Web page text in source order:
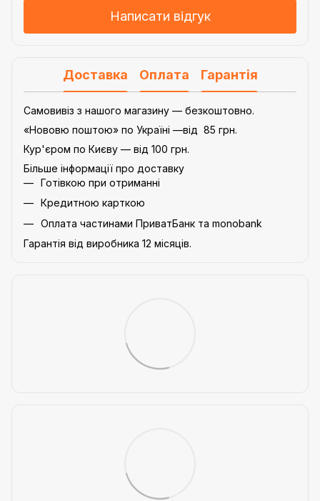
Написати відгук
Доставка Оплата Гарантія
Самовивіз з нашого магазину — безкоштовно.
«Нововю поштою» по Україні —від 85 грн.
Кур'єром по Києву — від 100 грн.
Більше інформації про доставку
Готівкою при отриманні
Кредитною карткою
Оплата частинами ПриватБанк та monobank
Гарантія від виробника 12 місяців.